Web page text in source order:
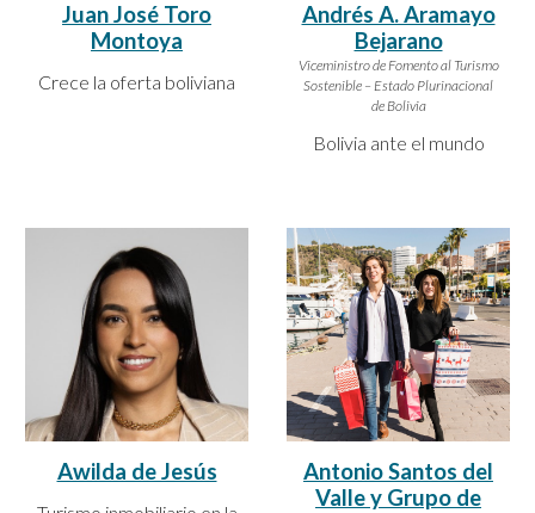
Juan José Toro
Montoya
Crece la oferta boliviana
Andrés A. Aramayo
Bejarano
Viceministro de Fomento al Turismo
Sostenible – Estado Plurinacional
de Bolivia
Bolivia ante el mundo
Awilda de Jesús
Antonio Santos del
Valle y Grupo de